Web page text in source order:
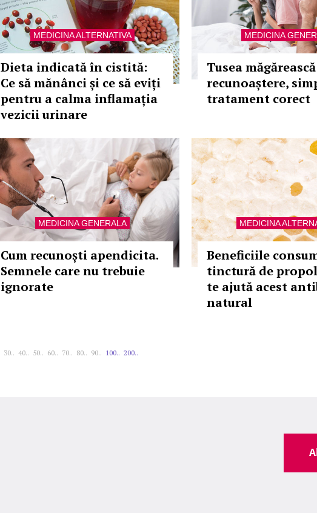
MEDICINA ALTERNATIVA
Dieta indicată în cistită:
Ce să mănânci și ce să eviți
pentru a calma inflamația
vezicii urinare
MEDICINA
Tusea
recunoaștere,
tratament corect
MEDICINA GENERALA
Cum recunoști apendicita.
Semnele care nu trebuie
ignorate
MEDICINA
Beneficiile
tinctură de
te ajută acest
natural
30.. 40.. 50.. 60.. 70.. 80.. 90.. 100.. 200..